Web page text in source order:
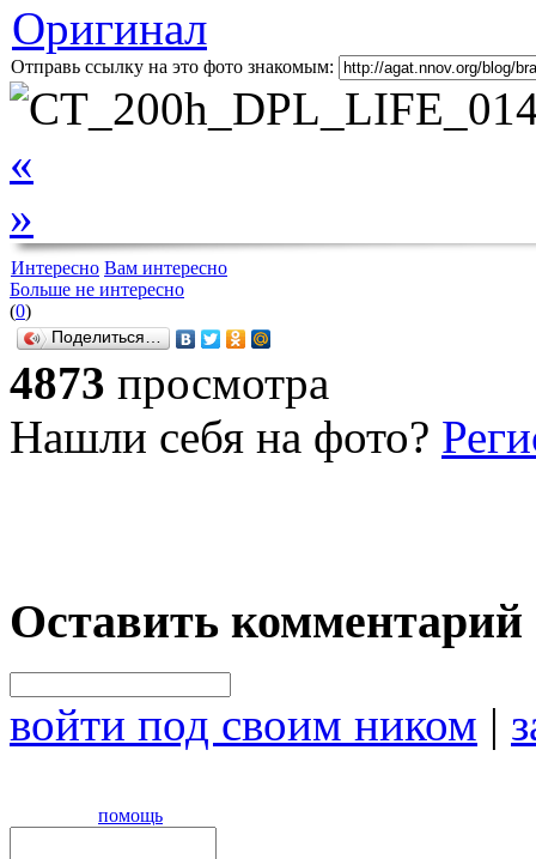
Оригинал
Отправь ссылку на это фото знакомым:
«
»
Интересно Вам интересно
Больше не интересно
(0)
Поделиться…
4873 просмотра
Нашли себя на фото?
Оставить комментарий
войти под своим ником |
помощь